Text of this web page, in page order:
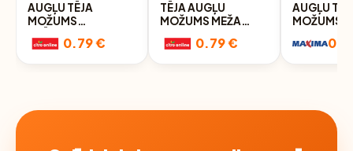
AUGĻU TĒJA
MOŽUMS
20X1,5G0.79 €
TĒJA AUGĻU
MOŽUMS MEŽA
0.79 €
AUGĻU
MOŽUMS